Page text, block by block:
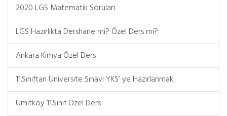
2020 LGS Matematik Soruları
LGS Hazırlıkta Dershane mi? Özel Ders mi?
Ankara Kimya Özel Ders
11.Sınıftan Üniversite Sınavı YKS’ ye Hazırlanmak
Ümitköy 11.Sınıf Özel Ders